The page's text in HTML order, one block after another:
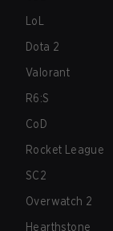
LoL
Dota 2
Valorant
R6:S
CoD
Rocket League
SC2
Overwatch 2
Hearthstone